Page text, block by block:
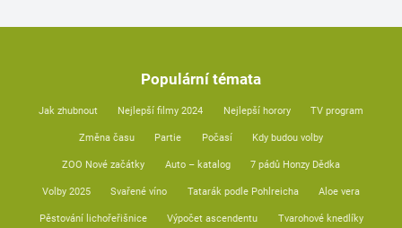
Populární témata
Jak zhubnout Nejlepší filmy 2024 Nejlepší horory TV program
Změna času Partie Počasí Kdy budou volby
ZOO Nové začátky Auto – katalog 7 pádů Honzy Dědka
Volby 2025 Svařené víno Tatarák podle Pohlreicha Aloe vera
Pěstování lichořeřišnice Výpočet ascendentu Tvarohové knedlíky